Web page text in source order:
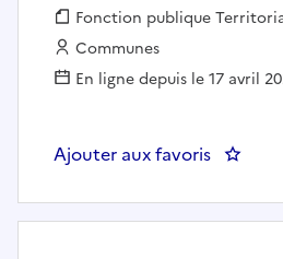
Fonction publique :
Fonction publique
Employeur :
Communes
En ligne depuis le 17 avril
Ajouter aux favoris :